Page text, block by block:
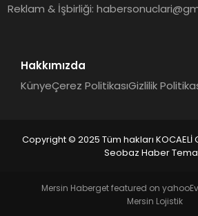
Reklam & İşbirliği:
Hakkımızda
KünyeÇerez PolitikasıGizlilik
Copyright © 2025 Tüm hakları KOCAELİ
Seobaz Haber
Mersin Haberget featured on yahoo
Mersin Lojistik